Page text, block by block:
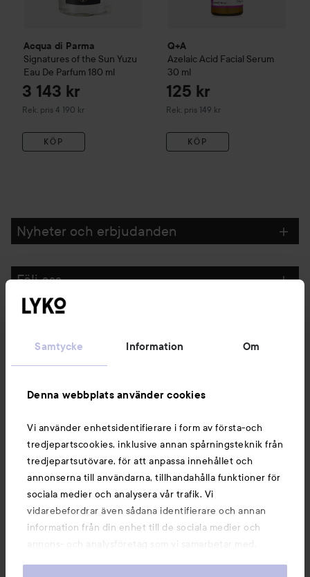
Samtycke Information Om
Denna webbplats använder cookies
Vi använder enhetsidentifierare i form av första-och
tredjepartscookies, inklusive annan spårningsteknik från
tredjepartsutövare, för att anpassa innehållet och
annonserna till användarna, tillhandahålla funktioner för
sociala medier och analysera vår trafik. Vi
vidarebefordrar även sådana identifierare och annan
information från din enhet till de sociala medier och
annons- och analysföretag som vi samarbetar med.
Acqua di Parma
Signatures of the Sun Yuzu
Eau De Parfum 180 ml
3 143 kr
Rek. pris 4 190 kr
Rekommenderat pris 4 190 kr
KÖP
Q+A
Azelaic Acid Facial Serum
30 ml
125 kr
Rek. pris 149 kr
Rekommenderat pris 149 kr
KÖP
Nyheter och erbjudanden
Följ oss
Du kanske också gillar